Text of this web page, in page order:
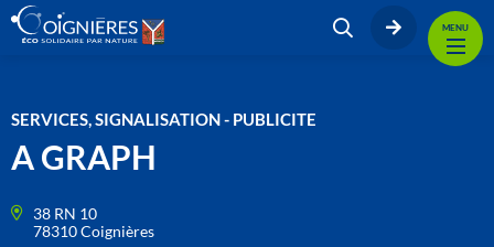
MENU
SERVICES, SIGNALISATION - PUBLICITE
A GRAPH
38 RN 10
78310 Coignières